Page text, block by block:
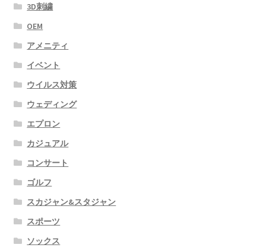
3D刺繍
OEM
アメニティ
イベント
ウイルス対策
ウェディング
エプロン
カジュアル
コンサート
ゴルフ
スカジャン&スタジャン
スポーツ
ソックス